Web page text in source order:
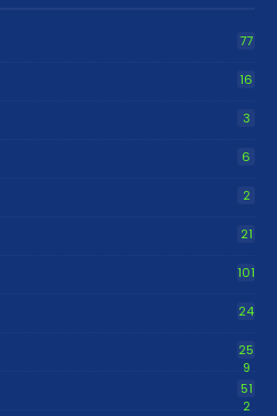
77
16
3
6
2
21
101
24
25
9
51
2